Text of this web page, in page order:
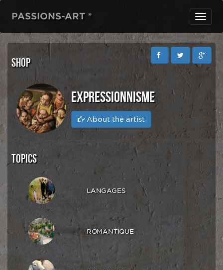
PASSIONS-ART ®
SHOP
EXPRESSIONNISME
About the artist
TOPICS
LANGAGES
ROMANTIQUE